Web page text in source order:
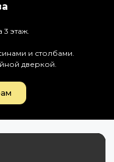
этаж.
и столбами.
дверкой.